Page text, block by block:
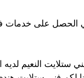
على خدمات
ستلايت النعيم لديه